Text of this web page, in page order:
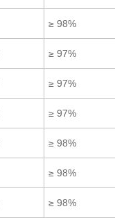
≥ 98%
≥ 97%
≥ 97%
≥ 97%
≥ 98%
≥ 98%
≥ 98%